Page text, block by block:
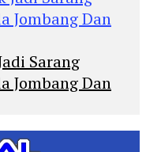
Sarang
Jombang Dan